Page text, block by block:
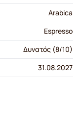
Arabica
Espresso
Δυνατός (8/10)
31.08.2027